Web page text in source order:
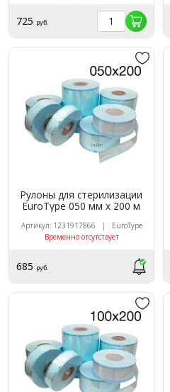
725 руб.
Рулоны для стерилизации
EuroTуpe 050 мм х 200 м
Артикул: 1231917866 | EuroType
Временно отсутствует
685 руб.